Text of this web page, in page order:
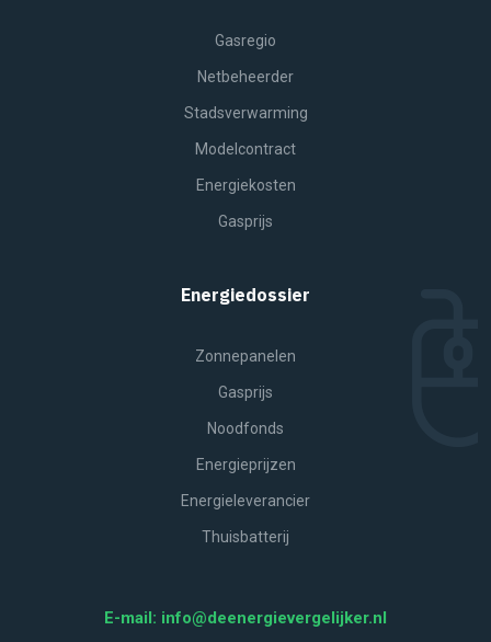
Gasregio
Netbeheerder
Stadsverwarming
Modelcontract
Energiekosten
Gasprijs
Energiedossier
Zonnepanelen
Gasprijs
Noodfonds
Energieprijzen
Energieleverancier
Thuisbatterij
E-mail: info@deenergievergelijker.nl